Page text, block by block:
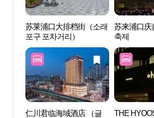
苏莱浦口大排档街（소래
포구 포차거리）
苏来浦口庆
축제
仁川君临海域酒店 （글
THE